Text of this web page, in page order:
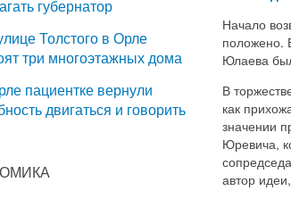
Начало
положено.
Юлаева
В
как
значении
Юревича,
автор
губернатор
Толстого в Орле
три многоэтажных дома
пациентке вернули
двигаться и говорить